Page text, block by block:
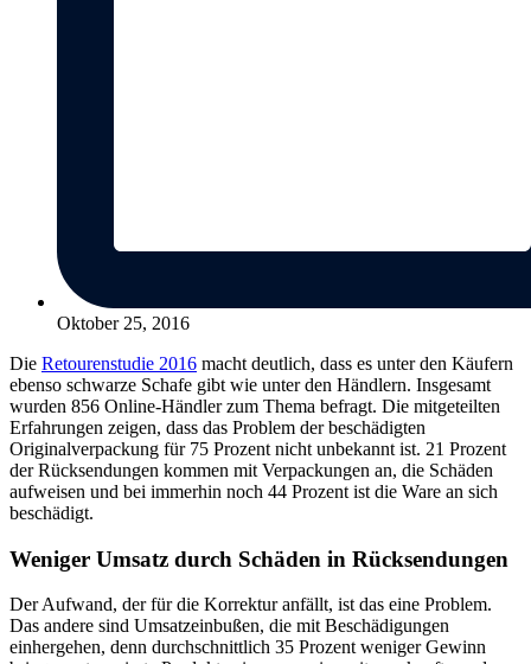
Oktober 25, 2016
Die Retourenstudie 2016 macht deutlich, dass es unter den Käufern
ebenso schwarze Schafe gibt wie unter den Händlern. Insgesamt
wurden 856 Online-Händler zum Thema befragt. Die mitgeteilten
Erfahrungen zeigen, dass das Problem der beschädigten
Originalverpackung für 75 Prozent nicht unbekannt ist. 21 Prozent
der Rücksendungen kommen mit Verpackungen an, die Schäden
aufweisen und bei immerhin noch 44 Prozent ist die Ware an sich
beschädigt.
Weniger Umsatz durch Schäden in Rücksendungen
Der Aufwand, der für die Korrektur anfällt, ist das eine Problem.
Das andere sind Umsatzeinbußen, die mit Beschädigungen
einhergehen, denn durchschnittlich 35 Prozent weniger Gewinn